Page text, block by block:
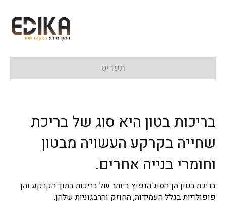
תפריט
בריכות בטון היא סוג של בריכת
שחייה בקרקע העשויה מבטון
וחומרי בנייה אחרים.
בריכת בטון הן הסוג הנפוץ ביותר של בריכות בתוך הקרקע והן
פופולריות בגלל העמידות, החוזק והרבגוניות שלהן.